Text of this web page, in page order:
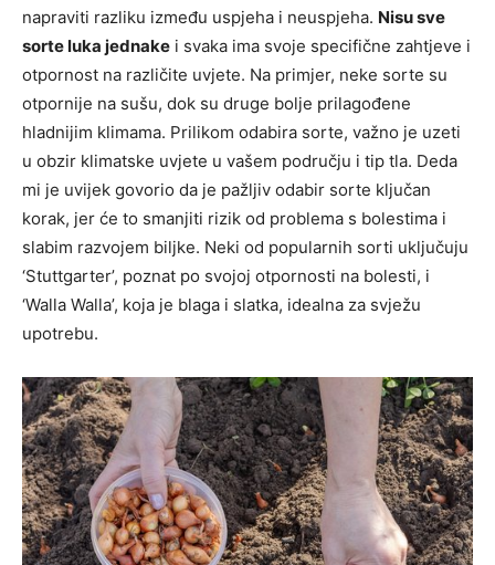
napraviti razliku između uspjeha i neuspjeha. Nisu sve
sorte luka jednake i svaka ima svoje specifične zahtjeve i
otpornost na različite uvjete. Na primjer, neke sorte su
otpornije na sušu, dok su druge bolje prilagođene
hladnijim klimama. Prilikom odabira sorte, važno je uzeti
u obzir klimatske uvjete u vašem području i tip tla. Deda
mi je uvijek govorio da je pažljiv odabir sorte ključan
korak, jer će to smanjiti rizik od problema s bolestima i
slabim razvojem biljke. Neki od popularnih sorti uključuju
‘Stuttgarter’, poznat po svojoj otpornosti na bolesti, i
‘Walla Walla’, koja je blaga i slatka, idealna za svježu
upotrebu.